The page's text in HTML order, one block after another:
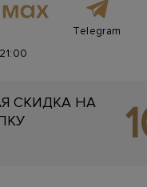
Telegram
СКИДКА НА